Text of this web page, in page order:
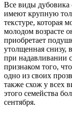
Все виды
имеют крупную
текстуре, которая
молодом возрасте
приобретает
утолщенная снизу,
при надавливании
признаком того,
одно из своих
также схож у всех
этого семейства
сентября.